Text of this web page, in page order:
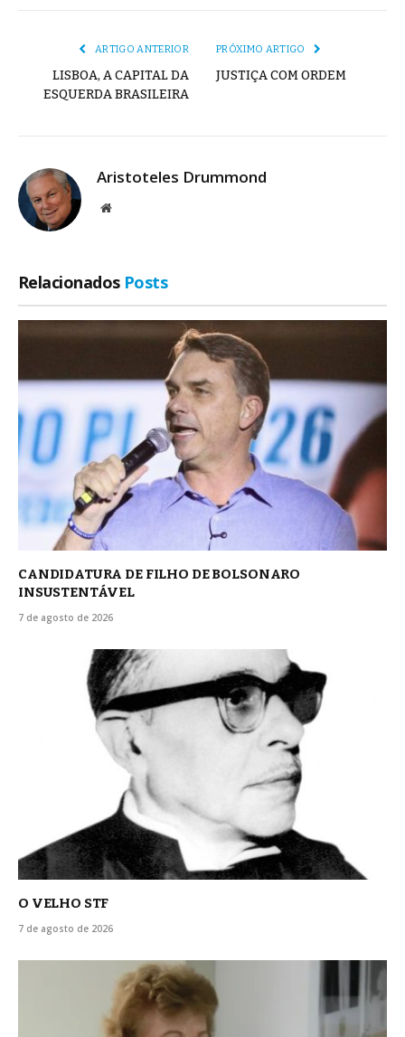
ARTIGO ANTERIOR
LISBOA, A CAPITAL DA
ESQUERDA BRASILEIRA
PRÓXIMO ARTIGO
JUSTIÇA COM ORDEM
Aristoteles Drummond
Site
Relacionados Posts
CANDIDATURA DE FILHO DE BOLSONARO
INSUSTENTÁVEL
7 de agosto de 2026
O VELHO STF
7 de agosto de 2026